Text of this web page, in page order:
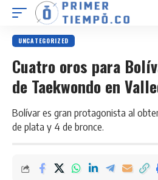
UNCATEGORIZED
Cuatro oros para
de Taekwondo en
Bolívar es gran protagonista al
de plata y 4 de bronce.